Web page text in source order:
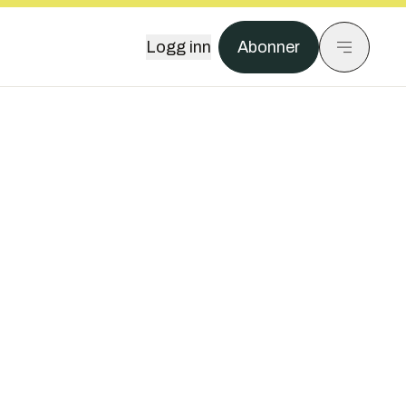
Logg inn Abonner